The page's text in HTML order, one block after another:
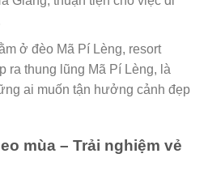
ở đèo Mã Pí Lèng, resort
ra thung lũng Mã Pí Lèng, là
ai muốn tận hưởng cảnh đẹp
mùa – Trải nghiệm vẻ